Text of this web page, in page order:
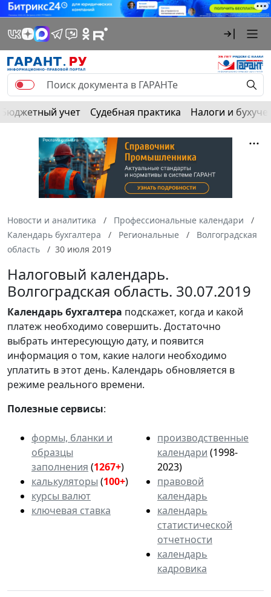
Бюджетный учет Судебная практика Налоги и
Новости и аналитика
Профессиональные календари
Календарь бухгалтера
Региональные
Волгоградская
область
30 июля 2019
Налоговый календарь.
Волгоградская область. 30.07.2019
Календарьбухгалтера подскажет, когда и какой
платеж необходимо совершить. Достаточно
выбрать интересующую дату, и появится
информация о том, какие налоги необходимо
уплатить в этот день. Календарь обновляется в
режиме реального времени.
Полезные сервисы:
формы, бланки и
образцы
заполнения (1267+)
калькуляторы (100+)
курсы валют
ключевая ставка
производственные
календари (1998-
2023)
правовой
календарь
календарь
статистической
отчетности
календарь
кадровика